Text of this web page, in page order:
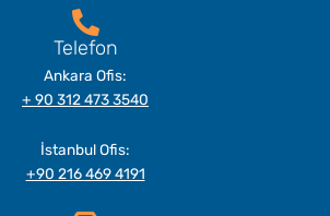
Telefon
Ankara Ofis:
+ 90 312 473 3540
İstanbul Ofis:
+90 216 469 4191